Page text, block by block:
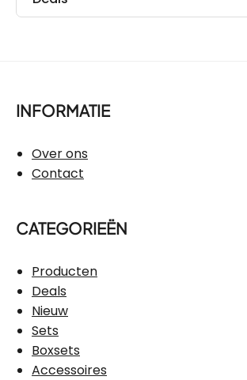
INFORMATIE
Over ons
Contact
CATEGORIEËN
Producten
Deals
Nieuw
Sets
Boxsets
Accessoires